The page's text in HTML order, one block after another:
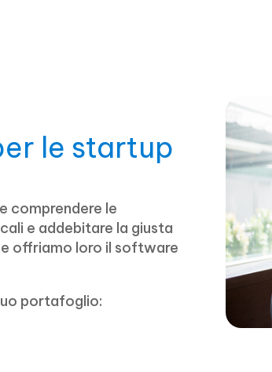
le startup
comprendere le
e addebitare la giusta
offriamo loro il software
portafoglio: